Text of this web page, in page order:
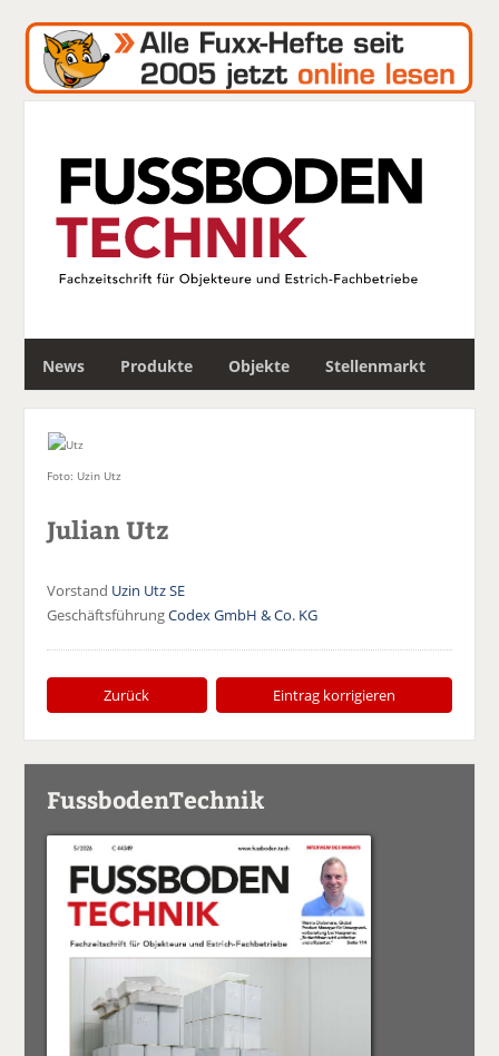
News Produkte Objekte Stellenmarkt
c
Foto: Uzin Utz
Julian Utz
Vorstand Uzin Utz SE
GeschäftsführungCodex GmbH & Co. KG
Zurück Eintrag korrigieren
FussbodenTechnik